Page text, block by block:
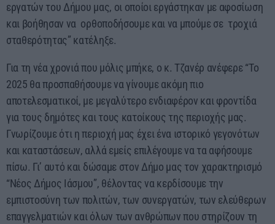
εργατών του Δήμου μας, οι οποίοι εργάστηκαν με αφοσίωση
και βοήθησαν να ορθοποδήσουμε και να μπούμε σε τροχιά
σταθερότητας” κατέληξε.
Για τη νέα χρονιά που μόλις μπήκε, ο κ. Τζανέρ ανέφερε “Το
2025 θα προσπαθήσουμε να γίνουμε ακόμη πιο
αποτελεσματικοί, με μεγαλύτερο ενδιαφέρον και φροντίδα
για τους δημότες και τους κατοίκους της περιοχής μας.
Γνωρίζουμε ότι η περιοχή μας έχει ένα ιστορικό γεγονότων
και καταστάσεων, αλλά εμείς επιλέγουμε να τα αφήσουμε
πίσω. Γι’ αυτό και δώσαμε στον Δήμο μας τον χαρακτηρισμό
“Νέος Δήμος Ιάσμου”, θέλοντας να κερδίσουμε την
εμπιστοσύνη των πολιτών, των συνεργατών, των ελεύθερων
επαγγελματιών και όλων των ανθρώπων που στηρίζουν τη